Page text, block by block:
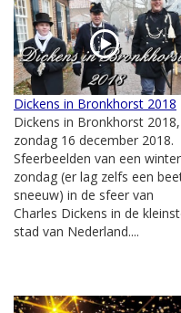
Dickens in Bronkhorst 2018
Dickens in Bronkhorst 2018,
zondag 16 december 2018.
Sfeerbeelden van een
zondag (er lag zelfs een
sneeuw) in de sfeer van
Charles Dickens in de
stad van Nederland....